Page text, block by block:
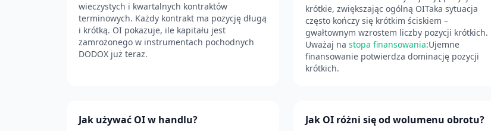
wieczystych i kwartalnych kontraktów
terminowych. Każdy kontrakt ma pozycję długą
i krótką. OI pokazuje, ile kapitału jest
zamrożonego w instrumentach pochodnych
DODOX już teraz.
krótkie, zwiększając ogólną OITaka sytuacja
często kończy się krótkim ściskiem –
gwałtownym wzrostem liczby pozycji krótkich.
Uważaj nastopa finansowania:Ujemne
finansowanie potwierdza dominację pozycji
krótkich.
Jak używać OI w handlu? Jak OI różni się od wolumenu obrotu?